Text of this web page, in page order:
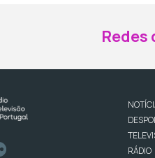
Redes
RÁDIO